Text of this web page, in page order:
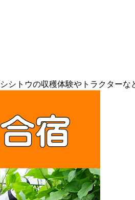
トウの収穫体験やトラクターな